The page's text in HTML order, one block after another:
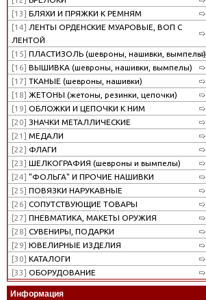
[13] БЛЯХИ И ПРЯЖКИ К РЕМНЯМ
[14] ЛЕНТЫ ОРДЕНСКИЕ МУАРОВЫЕ, ВОП С
ЛЕНТОЙ
[15] ПЛАСТИЗОЛЬ (шевроны, нашивки, вымпелы)
[16] ВЫШИВКА (шевроны, нашивки, вымпелы)
[17] ТКАНЫЕ (шевроны, нашивки)
[18] ЖЕТОНЫ (жетоны, резинки, цепочки)
[19] ОБЛОЖКИ И ЦЕПОЧКИ К НИМ
[20] ЗНАЧКИ МЕТАЛЛИЧЕСКИЕ
[21] МЕДАЛИ
[22] ФЛАГИ
[23] ШЕЛКОГРАФИЯ (шевроны и вымпелы)
[24] "ФОЛЬГА" И ПРОЧИЕ НАШИВКИ
[25] ПОВЯЗКИ НАРУКАВНЫЕ
[26] СОПУТСТВУЮЩИЕ ТОВАРЫ
[27] ПНЕВМАТИКА, МАКЕТЫ ОРУЖИЯ
[28] СУВЕНИРЫ, ПОДАРКИ
[29] ЮВЕЛИРНЫЕ ИЗДЕЛИЯ
[30] КАТАЛОГИ
[33] ОБОРУДОВАНИЕ
Информация